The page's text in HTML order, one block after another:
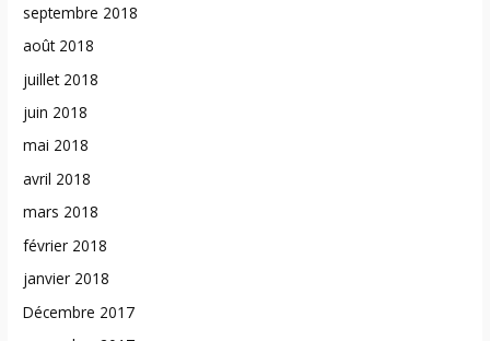
septembre 2018
août 2018
juillet 2018
juin 2018
mai 2018
avril 2018
mars 2018
février 2018
janvier 2018
Décembre 2017